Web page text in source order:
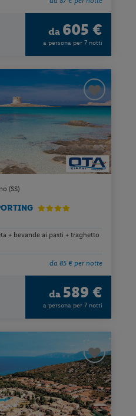
da 605 €
a persona per 7 notti
(SS)
+ bevande ai pasti + traghetto
da 85 € per notte
da 589 €
a persona per 7 notti